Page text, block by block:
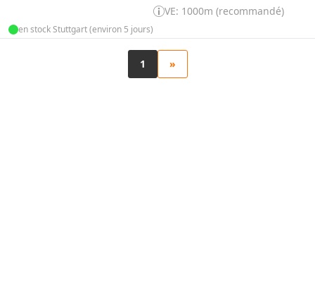
VE: 1000m (recommandé)
en stock Stuttgart (environ 5 jours)
1 »